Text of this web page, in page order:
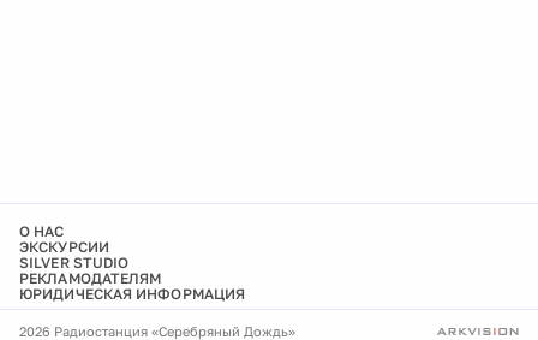
О НАС
ЭКСКУРСИИ
SILVER STUDIO
РЕКЛАМОДАТЕЛЯМ
ЮРИДИЧЕСКАЯ ИНФОРМАЦИЯ
2026 Радиостанция «Серебряный Дождь»